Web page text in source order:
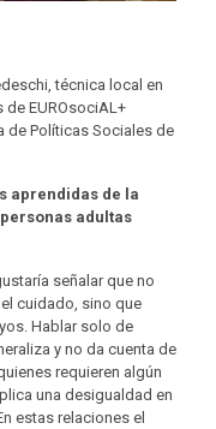
técnica local en
de EUROsociAL+
de Políticas Sociales de
aprendidas de la
adultas
señalar que no
cuidado, sino que
Hablar solo de
y no da cuenta de
requieren algún
una desigualdad en
estas relaciones el